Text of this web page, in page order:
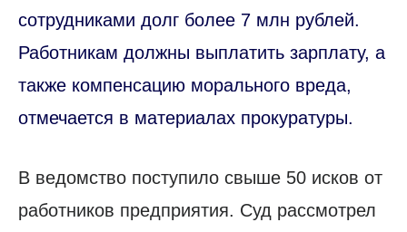
сотрудниками долг более 7 млн рублей.
Работникам должны выплатить зарплату, а
также компенсацию морального вреда,
отмечается в материалах прокуратуры.
В ведомство поступило свыше 50 исков от
работников предприятия. Суд рассмотрел